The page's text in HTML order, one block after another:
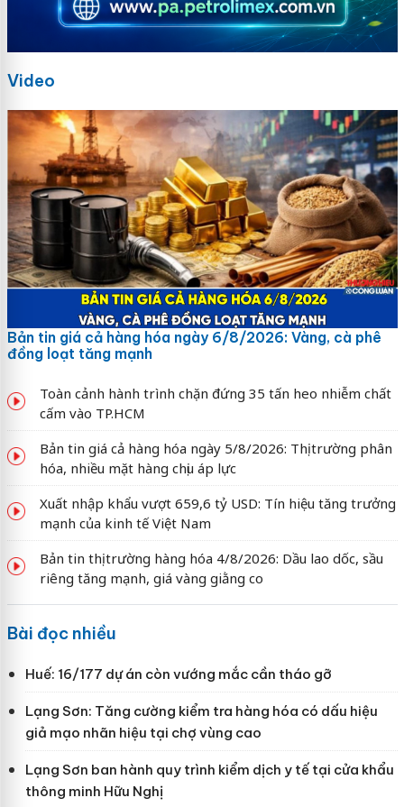
Video
Bản tin giá cả hàng hóa ngày 6/8/2026: Vàng, cà phê
đồng loạt tăng mạnh
Toàn cảnh hành trình chặn đứng 35 tấn heo nhiễm chất
cấm vào TP.HCM
Bản tin giá cả hàng hóa ngày 5/8/2026: Thị trường phân
hóa, nhiều mặt hàng chịu áp lực
Xuất nhập khẩu vượt 659,6 tỷ USD: Tín hiệu tăng trưởng
mạnh của kinh tế Việt Nam
Bản tin thị trường hàng hóa 4/8/2026: Dầu lao dốc, sầu
riêng tăng mạnh, giá vàng giằng co
Bài đọc nhiều
Huế: 16/177 dự án còn vướng mắc cần tháo gỡ
Lạng Sơn: Tăng cường kiểm tra hàng hóa có dấu hiệu
giả mạo nhãn hiệu tại chợ vùng cao
Lạng Sơn ban hành quy trình kiểm dịch y tế tại cửa khẩu
thông minh Hữu Nghị